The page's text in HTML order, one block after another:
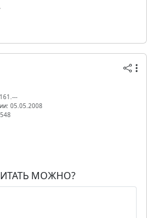
05.05.2008
МОЖНО?